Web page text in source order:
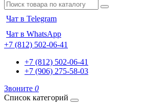
Чат в Telegram
Чат в WhatsApp
+7 (812) 502-06-41
+7 (812) 502-06-41
+7 (906) 275-58-03
Звоните 0
Список категорий